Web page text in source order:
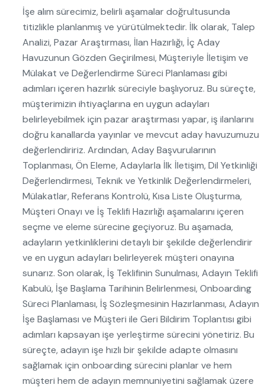
İşe alım sürecimiz, belirli aşamalar doğrultusunda
titizlikle planlanmış ve yürütülmektedir. İlk olarak, Talep
Analizi, Pazar Araştırması, İlan Hazırlığı, İç Aday
Havuzunun Gözden Geçirilmesi, Müşteriyle İletişim ve
Mülakat ve Değerlendirme Süreci Planlaması gibi
adımları içeren hazırlık süreciyle başlıyoruz. Bu süreçte,
müşterimizin ihtiyaçlarına en uygun adayları
belirleyebilmek için pazar araştırması yapar, iş ilanlarını
doğru kanallarda yayınlar ve mevcut aday havuzumuzu
değerlendiririz. Ardından, Aday Başvurularının
Toplanması, Ön Eleme, Adaylarla İlk İletişim, Dil Yetkinliği
Değerlendirmesi, Teknik ve Yetkinlik Değerlendirmeleri,
Mülakatlar, Referans Kontrolü, Kısa Liste Oluşturma,
Müşteri Onayı ve İş Teklifi Hazırlığı aşamalarını içeren
seçme ve eleme sürecine geçiyoruz. Bu aşamada,
adayların yetkinliklerini detaylı bir şekilde değerlendirir
ve en uygun adayları belirleyerek müşteri onayına
sunarız. Son olarak, İş Teklifinin Sunulması, Adayın Teklifi
Kabulü, İşe Başlama Tarihinin Belirlenmesi, Onboarding
Süreci Planlaması, İş Sözleşmesinin Hazırlanması, Adayın
İşe Başlaması ve Müşteri ile Geri Bildirim Toplantısı gibi
adımları kapsayan işe yerleştirme sürecini yönetiriz. Bu
süreçte, adayın işe hızlı bir şekilde adapte olmasını
sağlamak için onboarding sürecini planlar ve hem
müşteri hem de adayın memnuniyetini sağlamak üzere